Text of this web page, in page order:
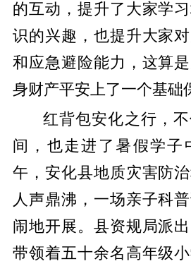
的互动， 提升了 大家学习
识的兴趣，也提升大家
和应急避险能力 ，这算
身财产平安上了一个基础
红背包安化之行，
间，也走进了暑假学子
午， 安化县地质灾害防
人声鼎沸，一场亲子科普
闹地开展。县资规局派
带领着五十余名高年级